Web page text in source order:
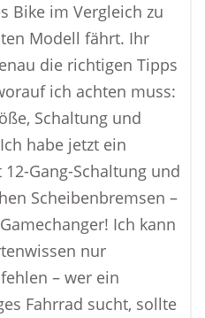
Bike im Vergleich zu
Modell fährt. Ihr
die richtigen Tipps
ich achten muss:
Schaltung und
habe jetzt ein
Gang-Schaltung und
Scheibenbremsen –
Ich kann
nur
– wer ein
Fahrrad sucht, sollte